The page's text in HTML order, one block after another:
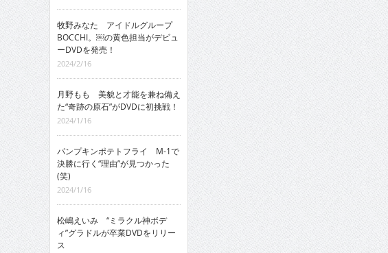
牧野みなた アイドルグループ
BOCCHI。￼の黄色担当がデビュ
ーDVDを発売！
2024/2/16
月野もも 美貌と才能を兼ね備え
た“奇跡の原石”がDVDに初挑戦！
2024/1/16
パンプキンポテトフライ M-1で
決勝に行く“理由”が見つかった
(笑)
2024/1/16
松嶋えいみ “ミラクル神ボデ
ィ”グラドルが卒業DVDをリリー
ス